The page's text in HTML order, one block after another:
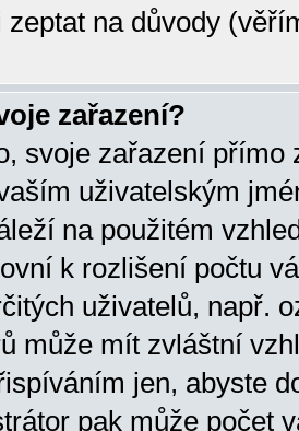
zeptat na důvody
zařazení?
svoje zařazení přímo
uživatelským
na použitém
k rozlišení počtu
uživatelů, např.
může mít zvláštní
jen, abyste
pak může počet